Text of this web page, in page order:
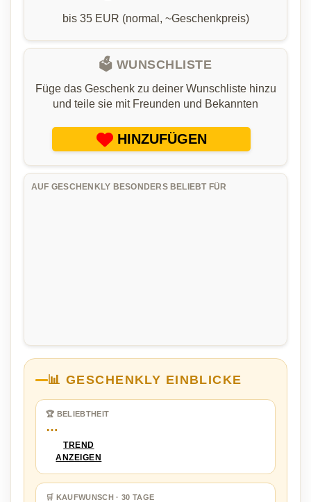
bis 35 EUR (normal, ~Geschenkpreis)
🗳️ WUNSCHLISTE
Füge das Geschenk zu deiner Wunschliste hinzu
und teile sie mit Freunden und Bekannten
HINZUFÜGEN
AUF GESCHENKLY BESONDERS BELIEBT FÜR
📊 GESCHENKLY EINBLICKE
🏆 BELIEBTHEIT
…
TREND
ANZEIGEN
🛒 KAUFWUNSCH · 30 TAGE